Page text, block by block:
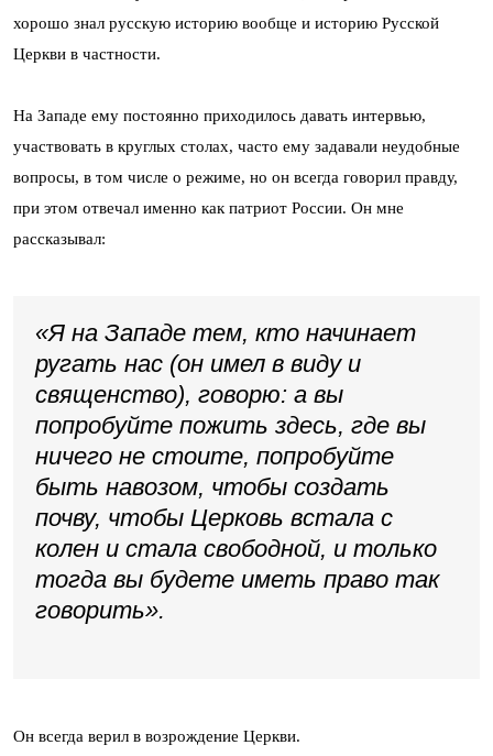
хорошо знал русскую историю вообще и историю Русской
Церкви в частности.
На Западе ему постоянно приходилось давать интервью,
участвовать в круглых столах, часто ему задавали неудобные
вопросы, в том числе о режиме, но он всегда говорил правду,
при этом отвечал именно как патриот России. Он мне
рассказывал:
«Я на Западе тем, кто начинает
ругать нас (он имел в виду и
священство), говорю: а вы
попробуйте пожить здесь, где вы
ничего не стоите, попробуйте
быть навозом, чтобы создать
почву, чтобы Церковь встала с
колен и стала свободной, и только
тогда вы будете иметь право так
говорить».
Он всегда верил в возрождение Церкви.